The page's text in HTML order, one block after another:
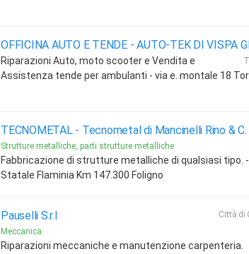
OFFICINA AUTO E TENDE -AUTO-TEK DI VISPA
Riparazioni Auto, moto scooter e Vendita e
Assistenza tende per ambulanti - via e. montale 18
TECNOMETAL - Tecnometal di Mancinelli Rino & C.
Strutture metalliche, parti strutture metalliche
Fabbricazione di strutture metalliche di qualsiasi tipo.
Statale Flaminia Km 147.300 Foligno
Pauselli S.r.l
Città di
Meccanica
Riparazioni meccaniche e manutenzione carpenteria.